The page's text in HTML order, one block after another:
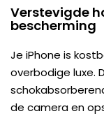
Verstevigde
bescherming
Je iPhone is
overbodige luxe.
de camera en